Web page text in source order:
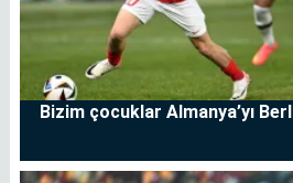
Bizim çocuklar Almanya’yı